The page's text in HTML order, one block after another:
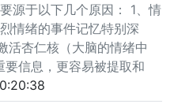
源于以下几个原因： 1、情
情绪的事件记忆特别深
活杏仁核（大脑的情绪中
信息，更容易被提取和